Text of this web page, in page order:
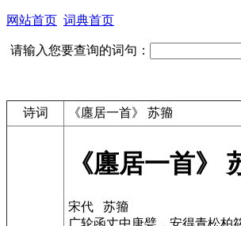
网站首页 词典首页
请输入您要查询的词句：
诗词 《廛居一首》 苏籀
《廛居一首》
宋代 苏籀
广轮函丈中唐甓，安得青松柏